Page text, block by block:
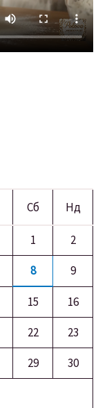
Сб Нд
1
2
8 9
15
16
22
23
29
30